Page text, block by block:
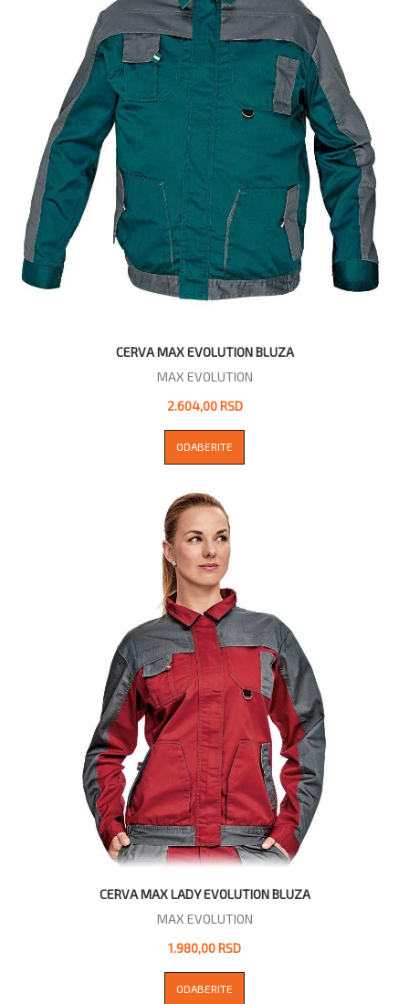
CERVA MAX EVOLUTION BLUZA
MAX EVOLUTION
2.604,00 RSD
ODABERITE
CERVA MAX LADY EVOLUTION BLUZA
MAX EVOLUTION
1.980,00 RSD
ODABERITE